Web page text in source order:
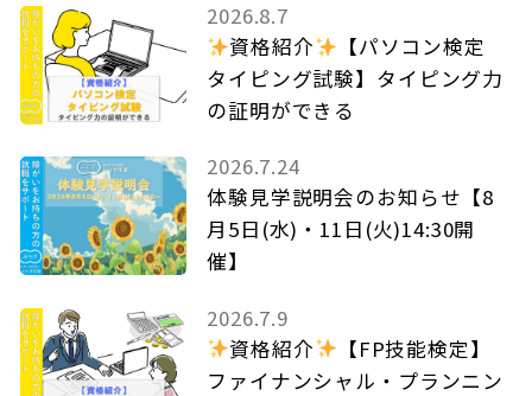
2026.8.7
資格紹介
【パソコン検定
タイピング試験】タイピング力
の証明ができる
2026.7.24
体験見学説明会のお知らせ【8
月5日(水)・11日(火)14:30開
催】
2026.7.9
資格紹介
【FP技能検定】
ファイナンシャル・プランニン